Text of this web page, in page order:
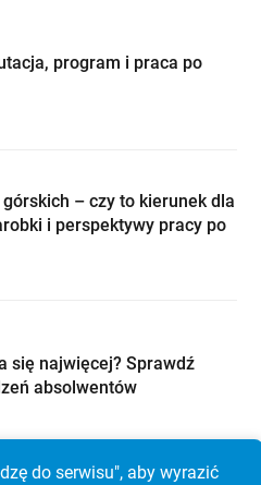
program i praca po
– czy to kierunek dla
i perspektywy pracy po
się najwięcej? Sprawdź
absolwentów
do serwisu", aby wyrazić